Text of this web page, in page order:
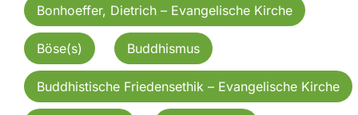
Bonhoeffer, Dietrich – Evangelische Kirche
Böse(s) Buddhismus
Buddhistische Friedensethik – Evangelische Kirche